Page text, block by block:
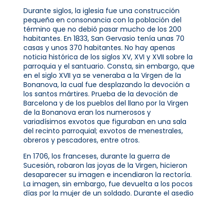
Durante siglos, la iglesia fue una construcción
pequeña en consonancia con la población del
término que no debió pasar mucho de los 200
habitantes. En 1833, San Gervasio tenía unas 70
casas y unos 370 habitantes. No hay apenas
noticia histórica de los siglos XV, XVI y XVII sobre la
parroquia y el santuario. Consta, sin embargo, que
en el siglo XVII ya se veneraba a la Virgen de la
Bonanova, la cual fue desplazando la devoción a
los santos mártires. Prueba de la devoción de
Barcelona y de los pueblos del llano por la Virgen
de la Bonanova eran los numerosos y
variadísimos exvotos que figuraban en una sala
del recinto parroquial; exvotos de menestrales,
obreros y pescadores, entre otros.
En 1706, los franceses, durante la guerra de
Sucesión, robaron las joyas de la Virgen, hicieron
desaparecer su imagen e incendiaron la rectoría.
La imagen, sin embargo, fue devuelta a los pocos
días por la mujer de un soldado. Durante el asedio